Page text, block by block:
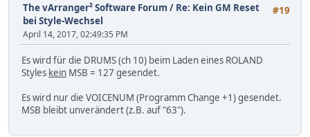
#19
The vArranger² Software Forum / Re: Kein GM Reset
bei Style-Wechsel
April 14, 2017, 02:49:35 PM
Es wird für die DRUMS (ch 10) beim Laden eines ROLAND
Styles kein MSB = 127 gesendet.
Es wird nur die VOICENUM (Programm Change +1) gesendet.
MSB bleibt unverändert (z.B. auf "63").